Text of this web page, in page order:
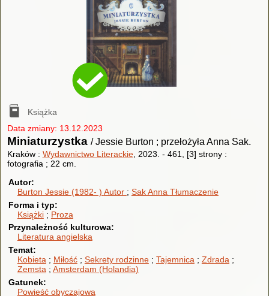
Książka
Data zmiany: 13.12.2023
Miniaturzystka / Jessie Burton ; przełożyła Anna Sak.
Kraków : Wydawnictwo Literackie, 2023. - 461, [3] strony :
fotografia ; 22 cm.
Autor
Burton Jessie (1982- ) Autor Sak Anna Tłumaczenie
Forma i typ
Książki
Proza
Przynależność kulturowa
Literatura angielska
Temat
Kobieta
Miłość Sekrety rodzinne Tajemnica
Zdrada
Zemsta
Amsterdam (Holandia)
Gatunek
Powieść obyczajowa